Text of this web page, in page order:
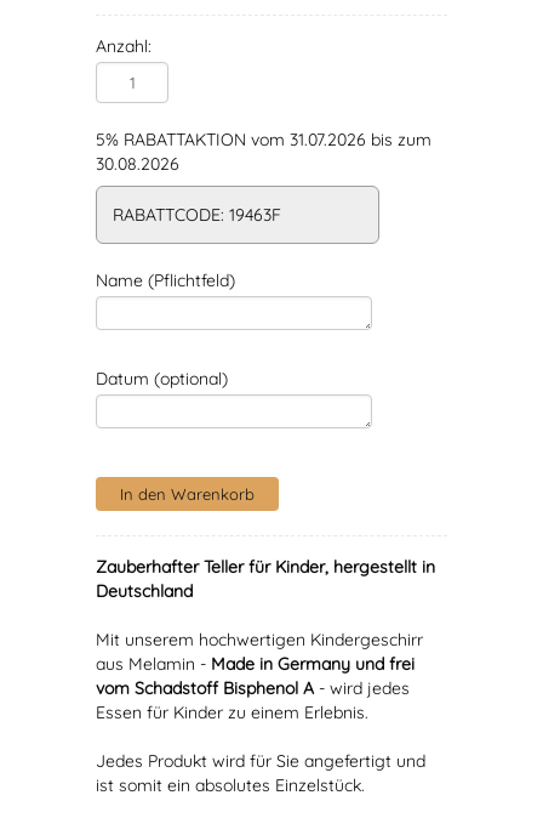
Anzahl:
5% RABATTAKTION vom 31.07.2026 bis zum
30.08.2026
RABATTCODE: 19463F
Name (Pflichtfeld)
Datum (optional)
Zauberhafter Teller für Kinder, hergestellt in
Deutschland
Mit unserem hochwertigen Kindergeschirr
aus Melamin - Made in Germany und frei
vom Schadstoff Bisphenol A- wird jedes
Essen für Kinder zu einem Erlebnis.
Jedes Produkt wird für Sie angefertigt und
ist somit ein absolutes Einzelstück.